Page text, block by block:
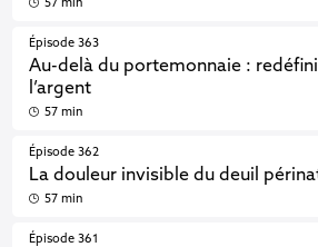
57 min
Épisode 363
Au-delà du portemonnaie :
l’argent
57 min
Épisode 362
La douleur invisible du deuil
57 min
Épisode 361